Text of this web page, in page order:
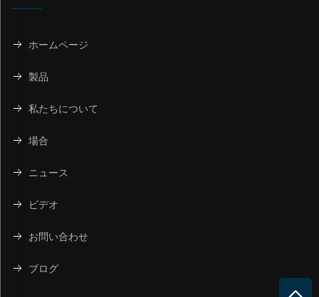
ホームページ
製品
私たちについて
場合
ニュース
ビデオ
お問い合わせ
ブログ